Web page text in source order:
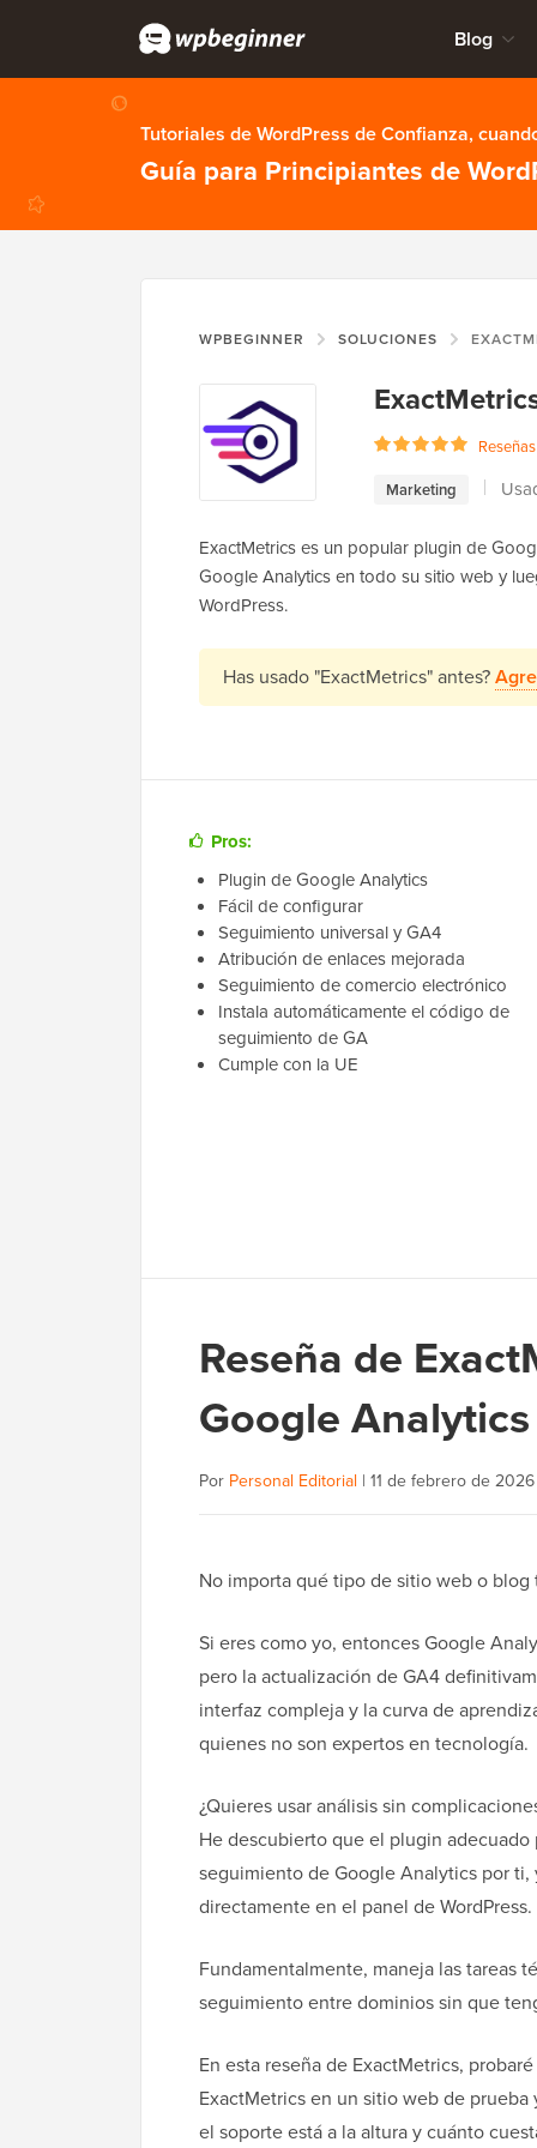
Blog
Tutoriales de WordPress de Confianza,
Guía para Principiantes de
WPBEGINNER SOLUCIONES
Marketing
ExactMetrics es un popular plugin de
Google Analytics en todo su sitio web y
WordPress.
Has usado "ExactMetrics" antes?
Pros:
Plugin de Google Analytics
Fácil de configurar
Seguimiento universal y GA4
Atribución de enlaces mejorada
Seguimiento de comercio electrónico
Instala automáticamente el código de
seguimiento de GA
Cumple con la UE
Reseña de
Google
Por Personal Editorial | 11 de febrero de 2026
No importa qué tipo de sitio web o blog
Si eres como yo, entonces Google
pero la actualización de GA4
interfaz compleja y la curva de
quienes no son expertos en tecnología.
¿Quieres usar análisis sin
He descubierto que el plugin
seguimiento de Google Analytics por
directamente en el panel de WordPress.
Fundamentalmente, maneja las tareas
seguimiento entre dominios sin que
En esta reseña de ExactMetrics,
ExactMetrics en un sitio web de
el soporte está a la altura y cuánto